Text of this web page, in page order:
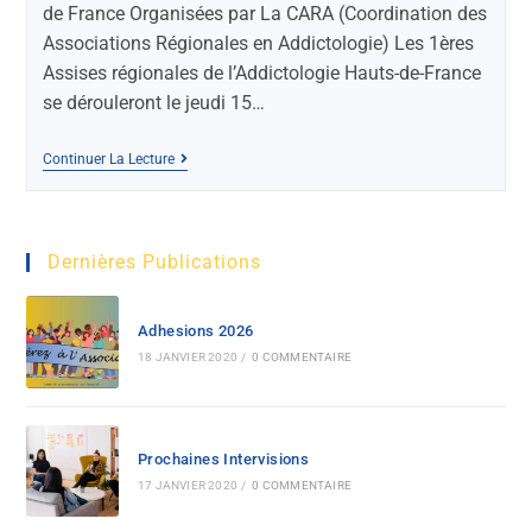
de France Organisées par La CARA (Coordination des
Associations Régionales en Addictologie) Les 1ères
Assises régionales de l’Addictologie Hauts-de-France
se dérouleront le jeudi 15…
Continuer La Lecture
Dernières Publications
Adhesions 2026
18 JANVIER 2020 / 0 COMMENTAIRE
Prochaines Intervisions
17 JANVIER 2020 / 0 COMMENTAIRE